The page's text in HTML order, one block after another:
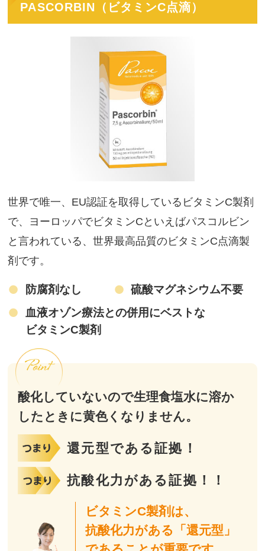
PASCORBIN（ビタミンC点滴）
世界で唯一、EU認証を取得しているビタミンC製剤
で、ヨーロッパでビタミンCといえばパスコルビン
と言われている、世界最高品質のビタミンC点滴製
剤です。
防腐剤なし
硫酸マグネシウム不要
血液オゾン療法との併用にベストな
ビタミンC製剤
酸化していないので生理食塩水に溶か
したときに黄色くなりません。
還元型である証拠！
抗酸化力がある証拠！！
ビタミンC製剤は、
抗酸化力がある「還元型」